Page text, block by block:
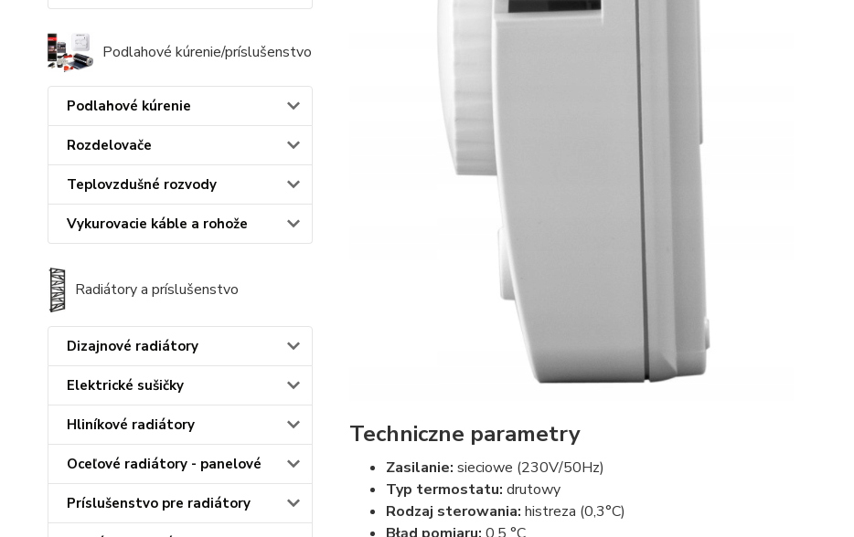
Podlahové kúrenie/príslušenstvo
Podlahové kúrenie
Rozdelovače
Teplovzdušné rozvody
Vykurovacie káble a rohože
Radiátory a príslušenstvo
Dizajnové radiátory
Elektrické sušičky
Hliníkové radiátory
Oceľové radiátory - panelové
Príslušenstvo pre radiátory
Techniczne parametry
Zasilanie: sieciowe (230V/50Hz)
Typ termostatu: drutowy
Rodzaj sterowania: histreza (0,3°C)